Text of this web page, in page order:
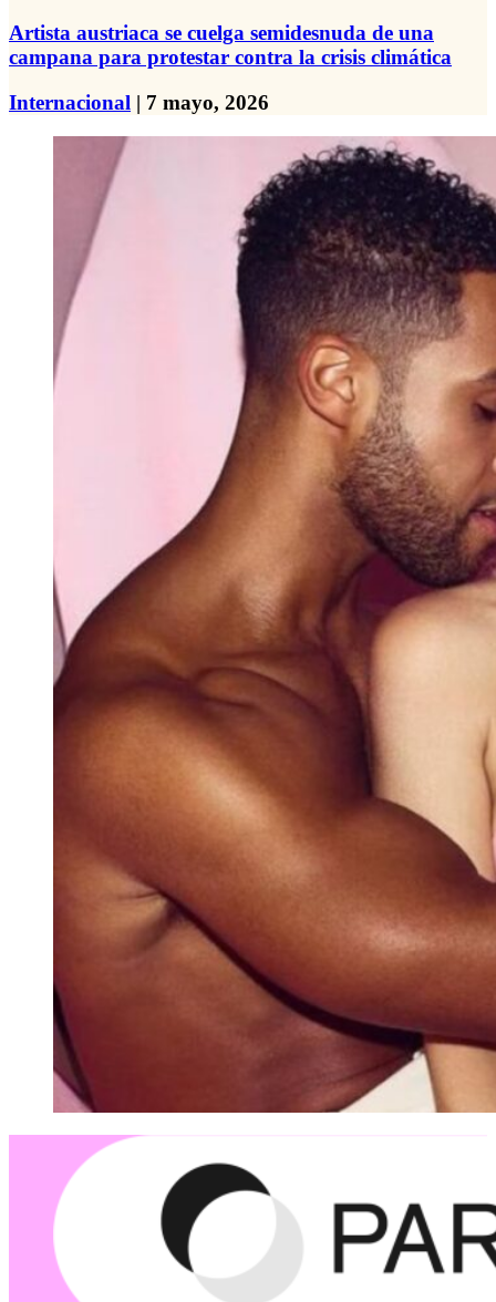
Artista austriaca se cuelga semidesnuda de una
campana para protestar contra la crisis climática
Internacional | 7 mayo, 2026